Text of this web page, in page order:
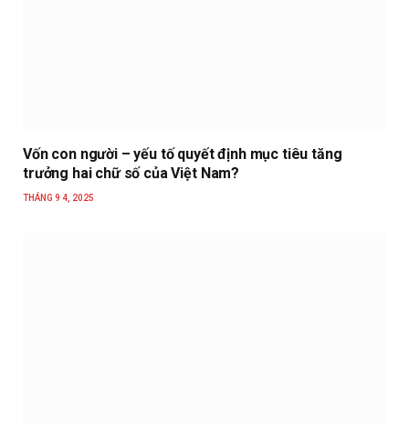
Vốn con người – yếu tố quyết định mục tiêu tăng
trưởng hai chữ số của Việt Nam?
THÁNG 9 4, 2025